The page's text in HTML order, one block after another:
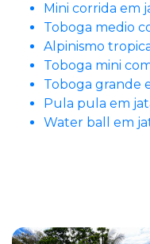
Mini corrida em
Toboga medio
Alpinismo
Toboga mini
Toboga grande
Pula pula em
Water ball em